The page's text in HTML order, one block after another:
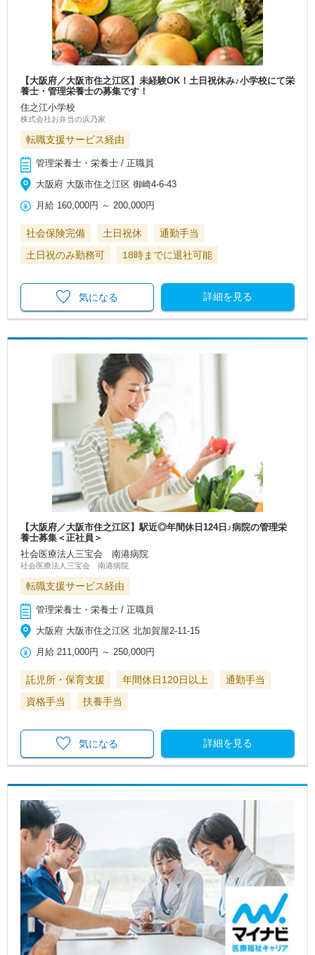
【大阪府／大阪市住之江区】未経験OK！土日祝休み♪小学校にて栄
養士・管理栄養士の募集です！
住之江小学校
株式会社お弁当の浜乃家
転職支援サービス経由
管理栄養士・栄養士 / 正職員
大阪府 大阪市住之江区 御崎4-6-43
月給 160,000円 ～ 200,000円
社会保険完備 土日祝休
通勤手当
土日祝のみ勤務可
18時までに退社可能
詳細を見る
気になる
【大阪府／大阪市住之江区】駅近◎年間休日124日♪病院の管理栄
養士募集＜正社員＞
社会医療法人三宝会 南港病院
社会医療法人三宝会 南港病院
転職支援サービス経由
管理栄養士・栄養士 / 正職員
大阪府 大阪市住之江区 北加賀屋2-11-15
月給 211,000円 ～250,000円
託児所・保育支援 年間休日120日以上
通勤手当
資格手当
扶養手当
詳細を見る
気になる